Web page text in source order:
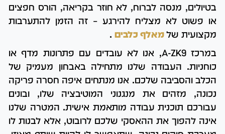
בטיולים, מנסה לברוח, לא חוזר בקריאה, הורס חפצים
או פשוט לא מצליח להירגע – זה הזמן להתערבות
מקצועית שלמאלף כלבים .
במרכז A-ZK9, אנו לא עובדים עם פתרונות מדף או
כוחניות. העבודה שלנו מתחילה באבחון מעמיק של
הכלב והסביבה שלכם. אנו מנתחים איפה חסרה פריקה
נכונה, מזהים את מנגנוני המוטיבציה שלו, ובונים
עבורכם תוכנית עבודה מותאמת אישית. המטרה שלנו
אינה להפוך את ההאסקי שלכם לרובוט, אלא לבנות לו